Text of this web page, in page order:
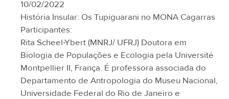
10/02/2022
História Insular: Os Tupiguarani no MONA Cagarras
Participantes:
Rita Scheel-Ybert (MNRJ/ UFRJ) Doutora em
Biologia de Populações e Ecologia pela Université
Montpellier II, França. É professora associada do
Departamento de Antropologia do Museu Nacional,
Universidade Federal do Rio de Janeiro e